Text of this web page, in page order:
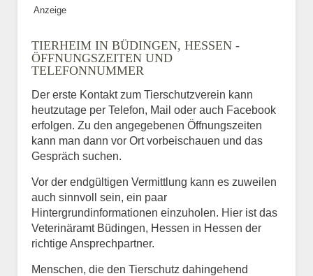
Anzeige
TIERHEIM IN BÜDINGEN, HESSEN -
ÖFFNUNGSZEITEN UND
TELEFONNUMMER
Der erste Kontakt zum Tierschutzverein kann
heutzutage per Telefon, Mail oder auch Facebook
erfolgen. Zu den angegebenen Öffnungszeiten
kann man dann vor Ort vorbeischauen und das
Gespräch suchen.
Vor der endgültigen Vermittlung kann es zuweilen
auch sinnvoll sein, ein paar
Hintergrundinformationen einzuholen. Hier ist das
Veterinäramt Büdingen, Hessen in Hessen der
richtige Ansprechpartner.
Menschen, die den Tierschutz dahingehend